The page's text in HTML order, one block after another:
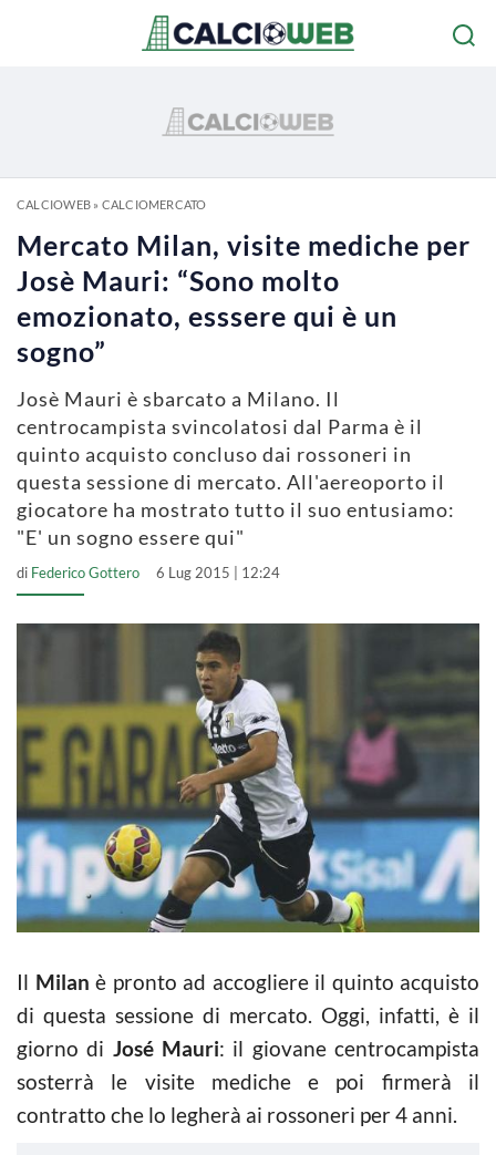
CALCIOWEB» CALCIOMERCATO
Mercato Milan, visite mediche per
Josè Mauri: “Sono molto
emozionato, esssere qui è un
sogno”
Josè Mauri è sbarcato a Milano. Il
centrocampista svincolatosi dal Parma è il
quinto acquisto concluso dai rossoneri in
questa sessione di mercato. All'aereoporto il
giocatore ha mostrato tutto il suo entusiamo:
"E' un sogno essere qui"
di Federico Gottero 6 Lug 2015 | 12:24
Il Milan è pronto ad accogliere il quinto acquisto
di questa sessione di mercato. Oggi, infatti, è il
giorno di José Mauri: il giovane centrocampista
sosterrà le visite mediche e poi firmerà il
contratto che lo legherà ai rossoneri per 4 anni.